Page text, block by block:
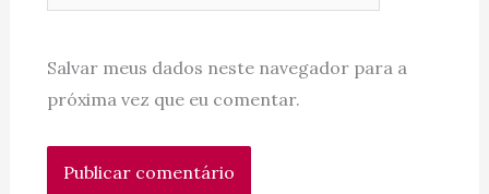
Salvar meus dados neste navegador para a
próxima vez que eu comentar.